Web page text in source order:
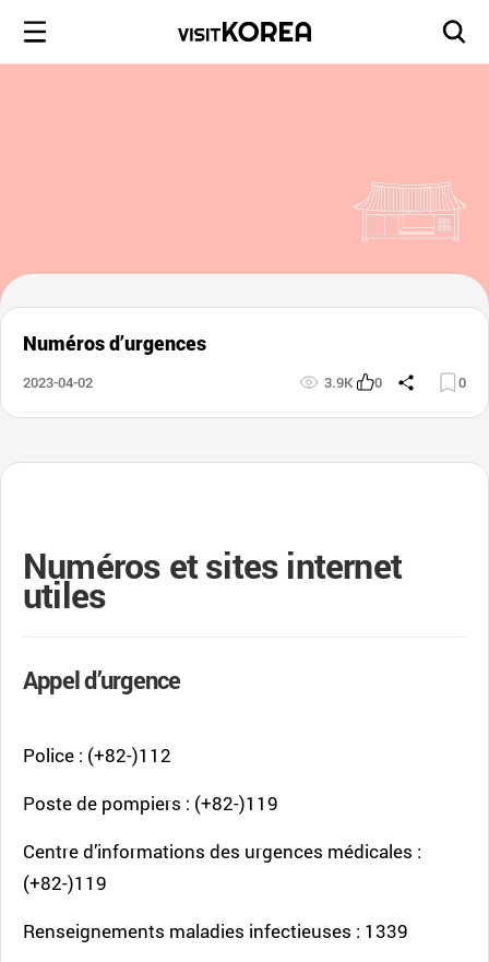
Numéros d’urgences
2023-04-02 3.9K 0 0
Numéros et sites internet
utiles
Appel d’urgence
Police : (+82-)112
Poste de pompiers : (+82-)119
Centre d’informations des urgences médicales :
(+82-)119
Renseignements maladies infectieuses : 1339